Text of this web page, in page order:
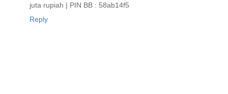
juta rupiah | PIN BB : 58ab14f5
Reply